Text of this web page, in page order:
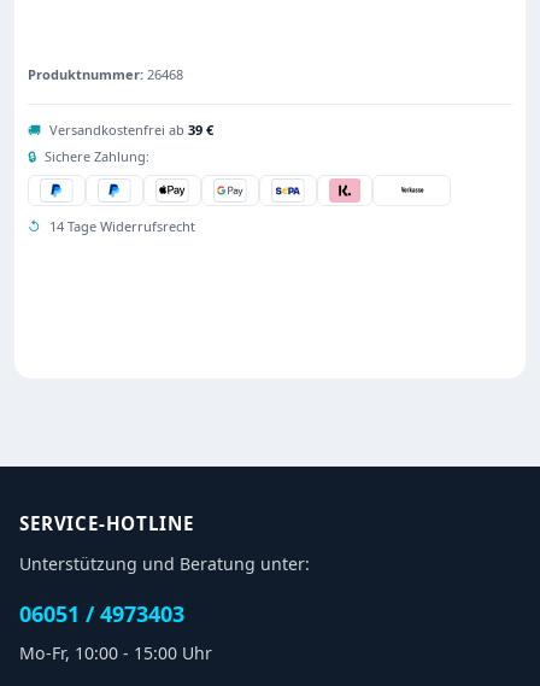
Produktnummer: 26468
🚚 Versandkostenfrei ab 39 €
🔒 Sichere Zahlung:
↺ 14 Tage Widerrufsrecht
SERVICE-HOTLINE
Unterstützung und Beratung unter:
06051 / 4973403
Mo-Fr, 10:00 - 15:00 Uhr